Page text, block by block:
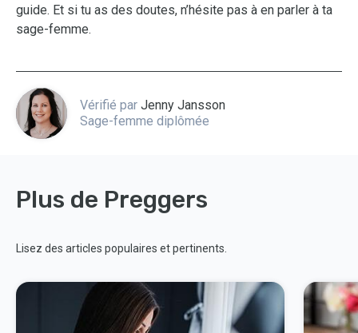
guide. Et si tu as des doutes, n’hésite pas à en parler à ta
sage-femme.
Vérifié par Jenny Jansson
Sage-femme diplômée
Plus de Preggers
Lisez des articles populaires et pertinents.